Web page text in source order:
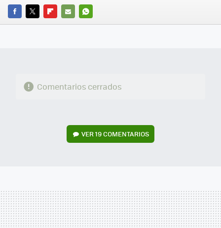
FACEBOOK
TWITTERFLIPBOARD
E-
WHATSAPP
Comentarios cerrados
VER19 COMENTARIOS